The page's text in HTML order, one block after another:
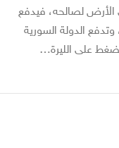
لصالحه، فيدفع
الدولة السورية
على الليرة…